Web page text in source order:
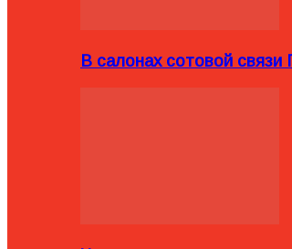
В салонах сотовой